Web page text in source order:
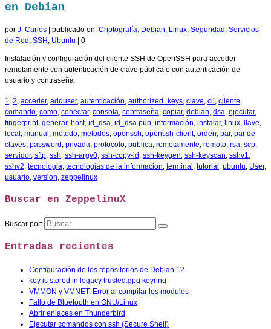
en Debian
por J. Carlos | publicado en: Criptografía Debian Linux Seguridad Servicios
de Red SSH Ubuntu | 0
Instalación y configuración del cliente SSH de OpenSSH para acceder
remotamente con autenticación de clave pública o con autenticación de
usuario y contraseña
1 2 acceder, adduser, autenticación authorized_keys clave cli cliente
comando como conectar, consola contraseña copiar, debian dsa ejecutar,
fingerprint, generar, host, id_dsa id_dsa.pub información instalar, linux llave
local manual metodo metodos openssh openssh-client, orden par, par de
claves password privada protocolo publica remotamente remoto rsa scp
servidor, sftp ssh ssh-argv0 ssh-copy-id ssh-keygen ssh-keyscan sshv1
sshv2 tecnologia tecnologias de la informacion terminal tutorial ubuntu User,
usuario versión zeppelinux
Buscar en ZeppelinuX
Buscar por:
Entradas recientes
Configuración de los repositorios de Debian 12
key is stored in legacy trusted.gpg keyring
VMMON y VMNET: Error al compilar los modulos
Fallo de Bluetooth en GNU/Linux
Abrir enlaces en Thunderbird
Ejecutar comandos con ssh (Secure Shell)